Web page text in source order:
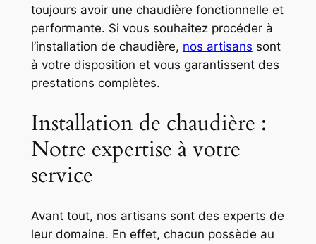
toujours avoir une chaudière fonctionnelle et
performante. Si vous souhaitez procéder à
l’installation de chaudière, nos artisans sont
à votre disposition et vous garantissent des
prestations complètes.
Installation de chaudière :
Notre expertise à votre
service
Avant tout, nos artisans sont des experts de
leur domaine. En effet, chacun possède au